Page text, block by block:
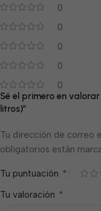
0
0
0
0
0
Sé el primero en
litros)”
Tu dirección de correo
obligatorios están
Tu puntuación *
Tu valoración *